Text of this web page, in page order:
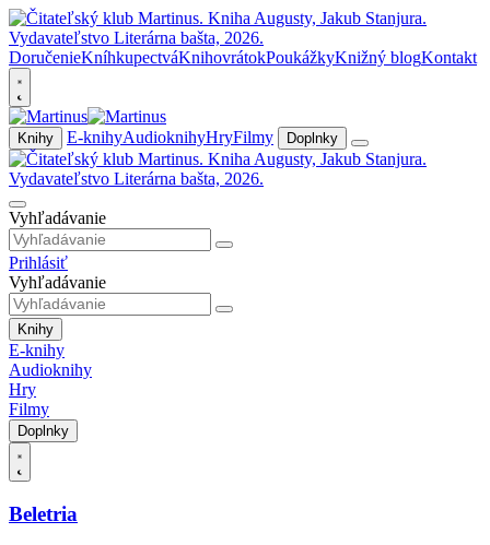
DoručenieKníhkupectváKnihovrátokPoukážkyKnižný blogKontakt
Knihy E-knihyAudioknihyHryFilmy Doplnky
Vyhľadávanie
Prihlásiť
Vyhľadávanie
Knihy
E-knihy
Audioknihy
Hry
Filmy
Doplnky
Beletria